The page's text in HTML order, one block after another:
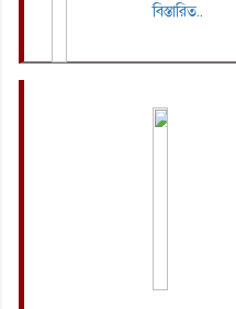
বিস্তারিত..